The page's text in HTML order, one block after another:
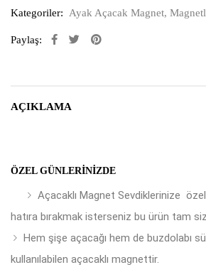
Kategoriler: Ayak Açacak Magnet,
Paylaş:
AÇIKLAMA
ÖZEL GÜNLERINIZDE
Açacaklı Magnet Sevdiklerinize
hatıra bırakmak isterseniz bu ürün tam
Hem şişe açacağı hem de buzdolabı
kullanılabilen açacaklı magnettir.